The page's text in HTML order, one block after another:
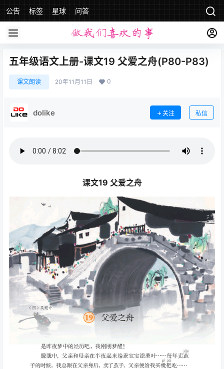
公告 标签 星球 问答
五年级语文上册-课文19 父爱之舟(P80-P83)
课文朗读 20年11月11日 0
dolike 关注 私信
课文19 父爱之舟